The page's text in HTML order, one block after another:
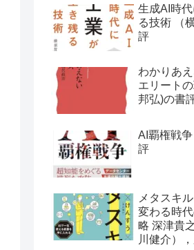
生成AI時
る技術 （
評
わかりあ
エリート
邦弘)の書
AI覇権戦
評
メタスキ
変わる時
略 深津貴
川健介）